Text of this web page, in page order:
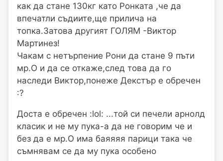
как да стане 130кг като Ронката ,че да
впечатли съдиите,ще прилича на
топка.Затова другият ГОЛЯМ -Виктор
Мартинез!
Чакам с нетърпение Рони да стане 9 пъти
мр.О и да се откаже,след това да го
наследи Виктор,понеже Декстър е обречен
:?
Доста е обречен :lol: ...той си печели арнолд
класик и не му пука-а да не говорим че и
без да е мр.О има баяяяя парици така че
съмнявам се да му пука особено